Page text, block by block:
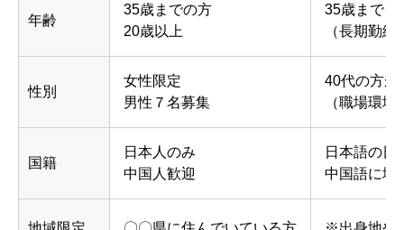
年齢
35歳までの方
20歳以上
35歳まで
（長期勤
性別
女性限定
男性７名募集
40代の方が
（職場環
国籍
日本人のみ
中国人歓迎
日本語の日
中国語に堪